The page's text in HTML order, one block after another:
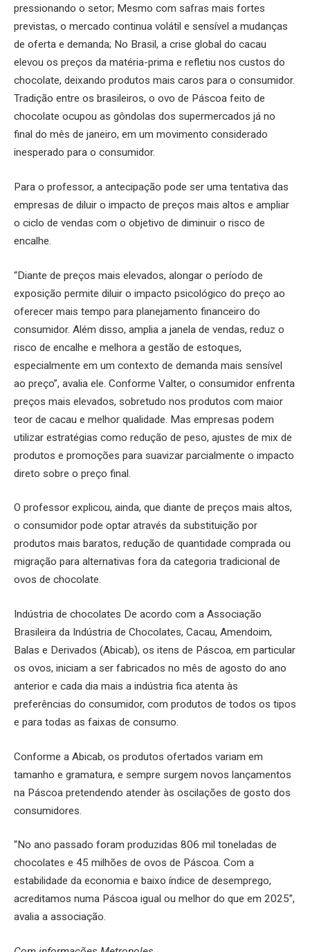
pressionando o setor; Mesmo com safras mais fortes
previstas, o mercado continua volátil e sensível a mudanças
de oferta e demanda; No Brasil, a crise global do cacau
elevou os preços da matéria-prima e refletiu nos custos do
chocolate, deixando produtos mais caros para o consumidor.
Tradição entre os brasileiros, o ovo de Páscoa feito de
chocolate ocupou as gôndolas dos supermercados já no
final do mês de janeiro, em um movimento considerado
inesperado para o consumidor.
Para o professor, a antecipação pode ser uma tentativa das
empresas de diluir o impacto de preços mais altos e ampliar
o ciclo de vendas com o objetivo de diminuir o risco de
encalhe.
“Diante de preços mais elevados, alongar o período de
exposição permite diluir o impacto psicológico do preço ao
oferecer mais tempo para planejamento financeiro do
consumidor. Além disso, amplia a janela de vendas, reduz o
risco de encalhe e melhora a gestão de estoques,
especialmente em um contexto de demanda mais sensível
ao preço”, avalia ele. Conforme Valter, o consumidor enfrenta
preços mais elevados, sobretudo nos produtos com maior
teor de cacau e melhor qualidade. Mas empresas podem
utilizar estratégias como redução de peso, ajustes de mix de
produtos e promoções para suavizar parcialmente o impacto
direto sobre o preço final.
O professor explicou, ainda, que diante de preços mais altos,
o consumidor pode optar através da substituição por
produtos mais baratos, redução de quantidade comprada ou
migração para alternativas fora da categoria tradicional de
ovos de chocolate.
Indústria de chocolates De acordo com a Associação
Brasileira da Indústria de Chocolates, Cacau, Amendoim,
Balas e Derivados (Abicab), os itens de Páscoa, em particular
os ovos, iniciam a ser fabricados no mês de agosto do ano
anterior e cada dia mais a indústria fica atenta às
preferências do consumidor, com produtos de todos os tipos
e para todas as faixas de consumo.
Conforme a Abicab, os produtos ofertados variam em
tamanho e gramatura, e sempre surgem novos lançamentos
na Páscoa pretendendo atender às oscilações de gosto dos
consumidores.
“No ano passado foram produzidas 806 mil toneladas de
chocolates e 45 milhões de ovos de Páscoa. Com a
estabilidade da economia e baixo índice de desemprego,
acreditamos numa Páscoa igual ou melhor do que em 2025”,
avalia a associação.